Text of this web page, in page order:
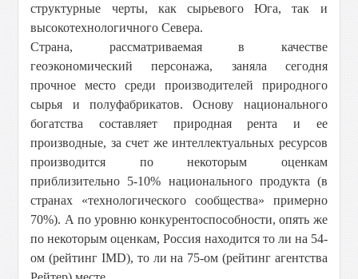
структурные черты, как сырьевого Юга, так и
высокотехнологичного Севера.
Страна, рассматриваемая в качестве
геоэкономический персонажа, заняла сегодня
прочное место среди производителей природного
сырья и полуфабрикатов. Основу национального
богатства составляет природная рента и ее
производные, за счет же интеллектуальных ресурсов
производится по некоторым оценкам
приблизительно 5-10% национального продукта (в
странах «технологического сообщества» примерно
70%). А по уровню конкурентоспособности, опять же
по некоторым оценкам, Россия находится то ли на 54-
ом (рейтинг IMD), то ли на 75-ом (рейтинг агентства